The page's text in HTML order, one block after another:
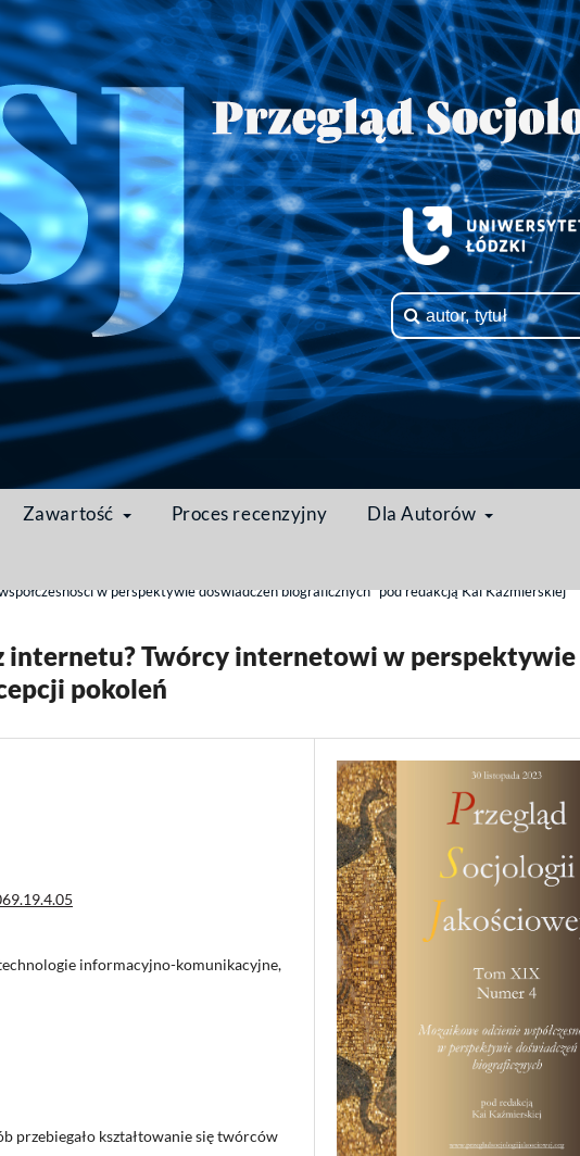
Zawartość Proces recenzyjny Dla Autorów
w perspektywie doświadczeń biograficznych" pod redakcją Kai Kaźmierskiej
internetu? Twórcy internetowi w perspektywie
pokoleń
informacyjno-komunikacyjne,
przebiegało kształtowanie się twórców